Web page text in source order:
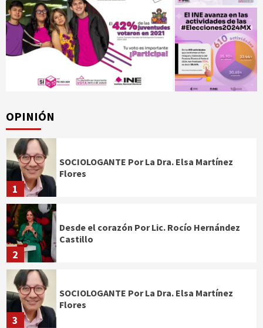
OPINIÓN
1
SOCIOLOGANTE Por La Dra. Elsa Martínez
Flores
2
Desde el corazón Por Lic. Rocío Hernández
Castillo
3
SOCIOLOGANTE Por La Dra. Elsa Martínez
Flores